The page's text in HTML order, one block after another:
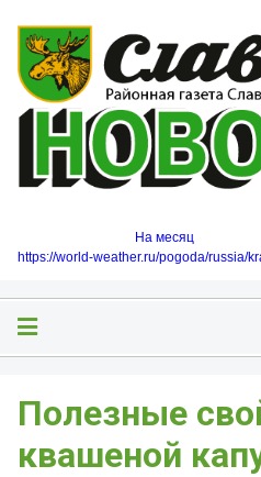
На месяц
https://world-weather.ru/pogoda/russia/
Полезные
квашеной